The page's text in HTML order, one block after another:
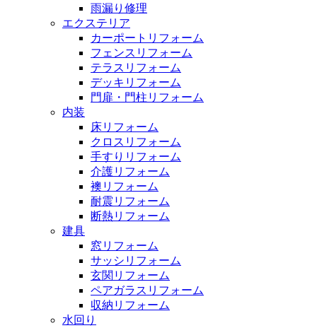
雨漏り修理
エクステリア
カーポートリフォーム
フェンスリフォーム
テラスリフォーム
デッキリフォーム
門扉・門柱リフォーム
内装
床リフォーム
クロスリフォーム
手すりリフォーム
介護リフォーム
襖リフォーム
耐震リフォーム
断熱リフォーム
建具
窓リフォーム
サッシリフォーム
玄関リフォーム
ペアガラスリフォーム
収納リフォーム
水回り